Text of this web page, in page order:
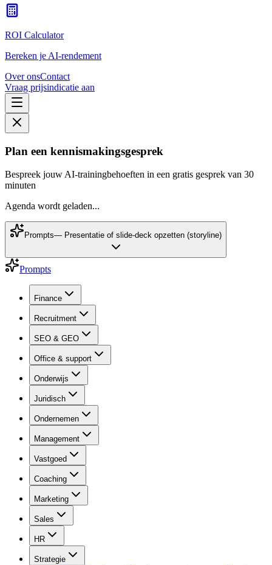
ROI Calculator
Bereken je AI-rendement
Over onsContact
Vraag prijsindicatie aan
Plan een kennismakingsgesprek
Bespreek jouw AI-trainingbehoeften in een gratis gesprek van 30
minuten
Agenda wordt geladen...
Prompts— Presentatie of slide-deck opzetten (storyline)
Prompts
Finance
Recruitment
SEO & GEO
Office & support
Onderwijs
Juridisch
Ondernemen
Management
Vastgoed
Coaching
Marketing
Sales
HR
Strategie